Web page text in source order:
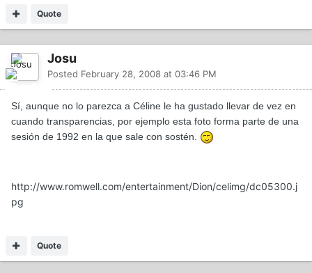
Quote
Josu
Posted February 28, 2008 at 03:46 PM
Sí, aunque no lo parezca a Céline le ha gustado llevar de vez en
cuando transparencias, por ejemplo esta foto forma parte de una
sesión de 1992 en la que sale con sostén.
http://www.romwell.com/entertainment/Dion/celimg/dc05300.j
pg
Quote